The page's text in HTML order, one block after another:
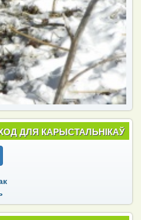
ДЛЯ КАРЫСТАЛЬНІКАЎ